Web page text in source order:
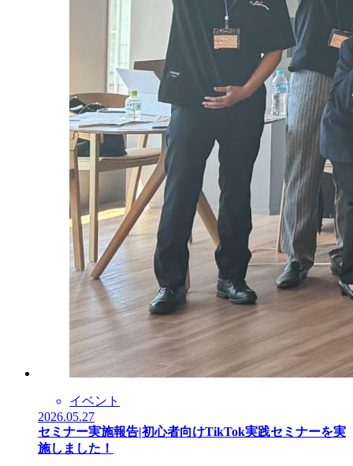
イベント
2026.05.27
セミナー実施報告|初心者向けTikTok実践セミナーを実
施しました！